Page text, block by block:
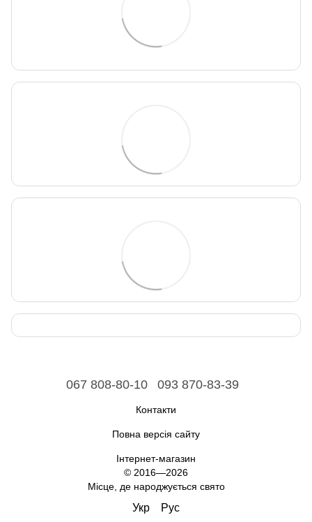
067 808-80-10 093 870-83-39
Контакти
Повна версія сайту
Інтернет-магазин
© 2016—2026
Місце, де народжується свято
Укр Рус